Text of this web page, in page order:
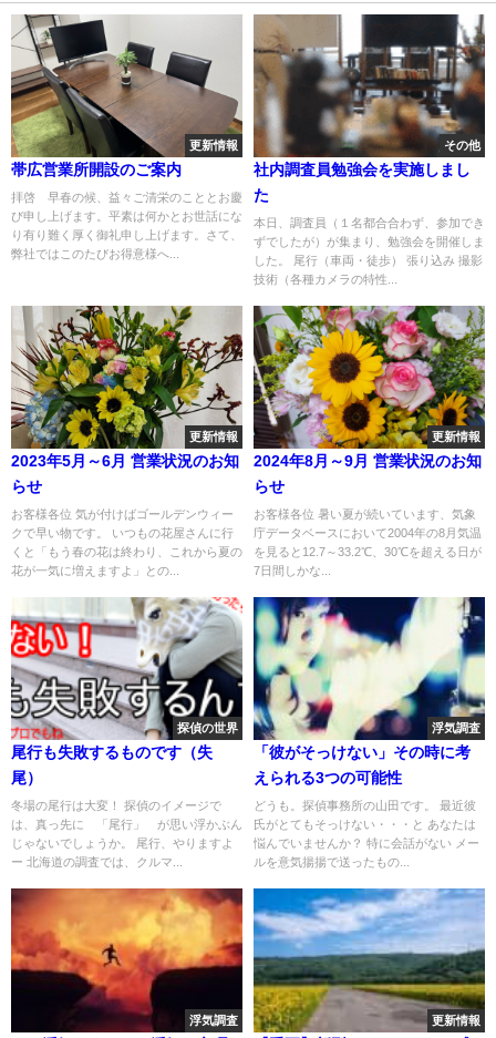
更新情報
帯広営業所開設のご案内
拝啓 早春の候、益々ご清栄のこととお慶
び申し上げます。平素は何かとお世話にな
り有り難く厚く御礼申し上げます。さて、
弊社ではこのたびお得意様へ...
その他
社内調査員勉強会を実施しまし
た
本日、調査員（１名都合合わず、参加でき
ずでしたが）が集まり、勉強会を開催しま
した。 尾行（車両・徒歩） 張り込み 撮影
技術（各種カメラの特性...
更新情報
2023年5月～6月 営業状況のお知
らせ
お客様各位 気が付けばゴールデンウィー
クで早い物です。 いつもの花屋さんに行
くと「もう春の花は終わり、これから夏の
花が一気に増えますよ」との...
更新情報
2024年8月～9月 営業状況のお知
らせ
お客様各位 暑い夏が続いています、気象
庁データベースにおいて2004年の8月気温
を見ると12.7～33.2℃、30℃を超える日が
7日間しかな...
探偵の世界
尾行も失敗するものです（失
尾）
冬場の尾行は大変！ 探偵のイメージで
は、真っ先に 「尾行」 が思い浮かぶん
じゃないでしょうか。 尾行、やりますよ
ー 北海道の調査では、クルマ...
浮気調査
「彼がそっけない」その時に考
えられる3つの可能性
どうも。探偵事務所の山田です。 最近彼
氏がとてもそっけない・・・と あなたは
悩んでいませんか？ 特に会話がない メー
ルを意気揚揚で送ったもの...
浮気調査 更新情報